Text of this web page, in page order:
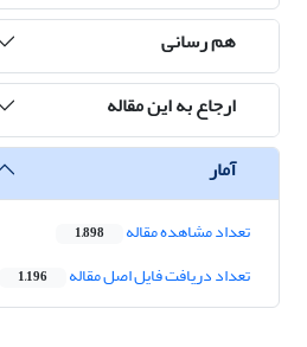
هم رسانی
ارجاع به این مقاله
آمار
تعداد مشاهده مقاله 1,898
تعداد دریافت فایل اصل مقاله 1,196